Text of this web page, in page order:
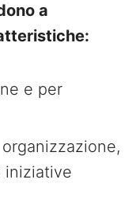
a
e per
iniziative